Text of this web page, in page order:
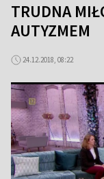
TRUDNA
AUTYZMEM
24.12.2018, 08:22